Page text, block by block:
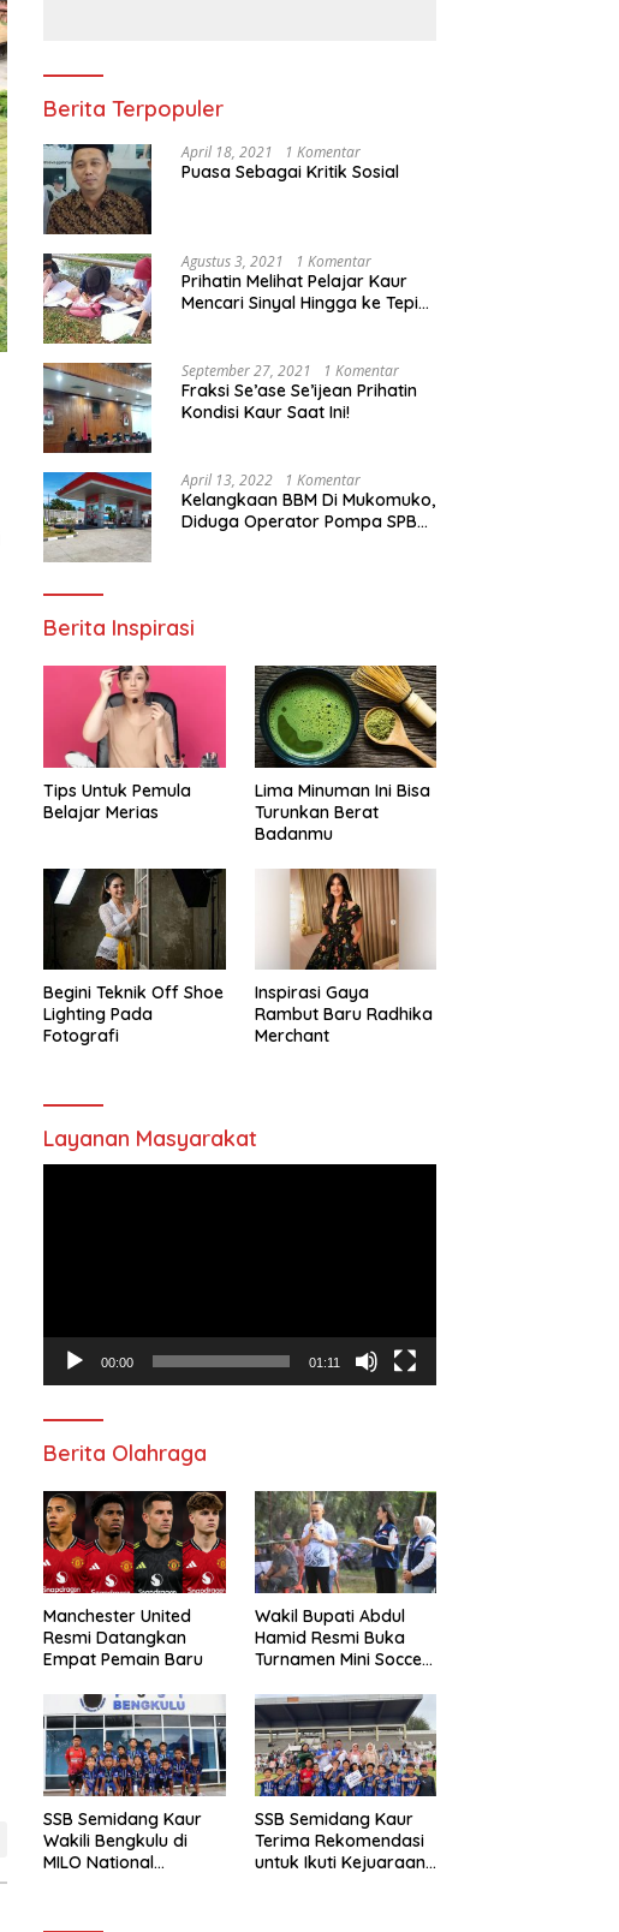
Berita Terpopuler
April 18, 2021 1 Komentar
Puasa Sebagai Kritik Sosial
Agustus 3, 2021 1 Komentar
Prihatin Melihat Pelajar Kaur
Mencari Sinyal Hingga ke Tepi
Segera Bertindak
September 27, 2021 1 Komentar
Fraksi Se’ase Se’ijean Prihatin
Kondisi Kaur Saat Ini!
April 13, 2022 1 Komentar
Kelangkaan BBM Di Mukomuko,
Diduga Operator Pompa SPBU
Berita Inspirasi
Tips Untuk Pemula
Belajar Merias
Lima Minuman Ini Bisa
Turunkan Berat
Badanmu
Begini Teknik Off Shoe
Lighting Pada
Fotografi
Inspirasi Gaya
Rambut Baru Radhika
Merchant
Layanan Masyarakat
00:00 01:11
Berita Olahraga
Manchester United
Resmi Datangkan
Empat Pemain Baru
Wakil Bupati Abdul
Hamid Resmi Buka
Turnamen Mini Soccer
SSB Semidang Kaur
Wakili Bengkulu di
MILO National
SSB Semidang Kaur
Terima Rekomendasi
untuk Ikuti Kejuaraan